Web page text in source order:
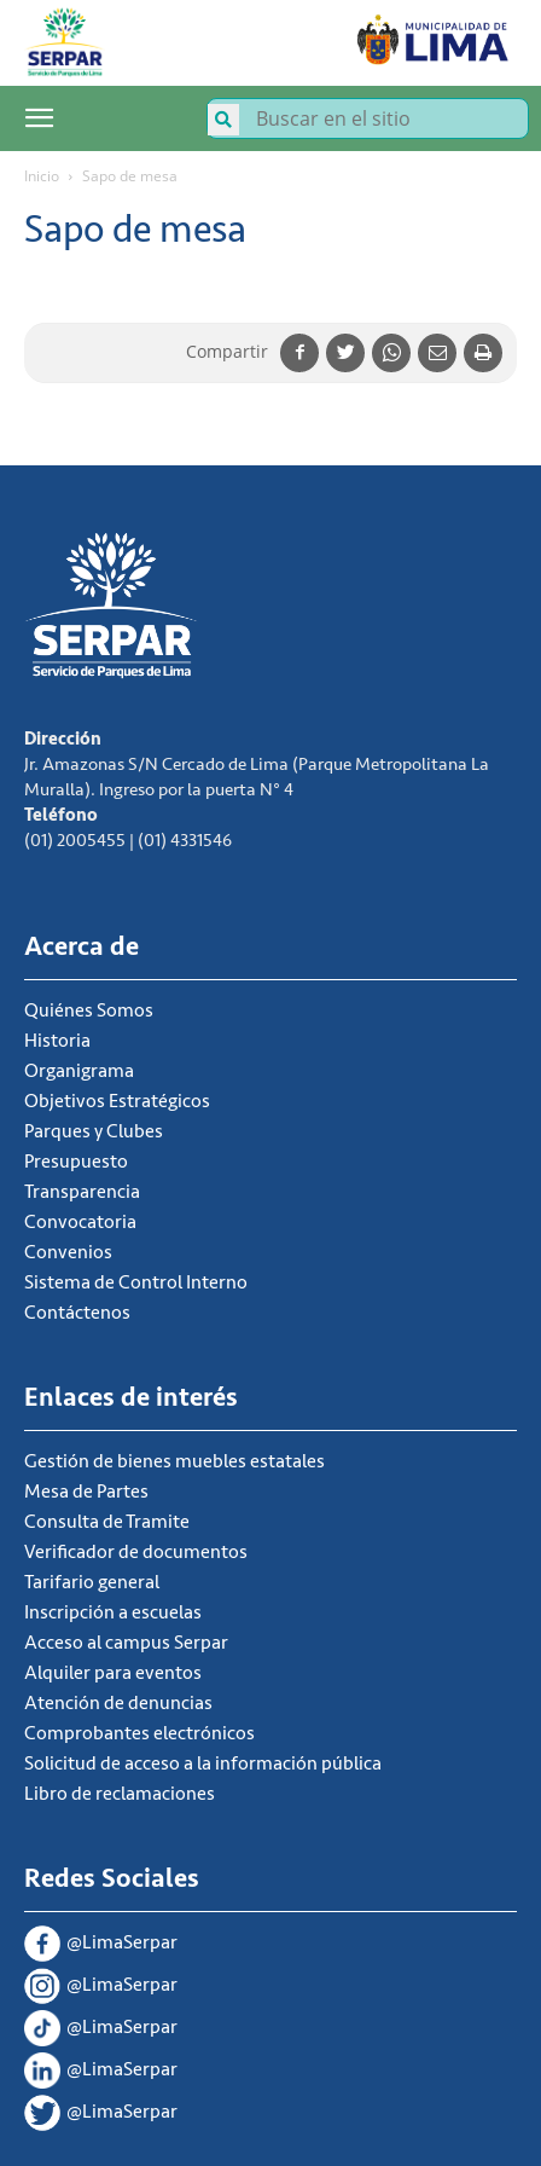
SERPAR
Servicio
de
Parques
Inicio Sapo de mesa
Sapo de mesa
Compartir
Dirección
Jr. Amazonas S/N Cercado de Lima (Parque Metropolitana La
Muralla). Ingreso por la puerta N° 4
Teléfono
(01) 2005455 | (01) 4331546
Acerca de
Quiénes Somos
Historia
Organigrama
Objetivos Estratégicos
Parques y Clubes
Presupuesto
Transparencia
Convocatoria
Convenios
Sistema de Control Interno
Contáctenos
Enlaces de interés
Gestión de bienes muebles estatales
Mesa de Partes
Consulta de Tramite
Verificador de documentos
Tarifario general
Inscripción a escuelas
Acceso al campus Serpar
Alquiler para eventos
Atención de denuncias
Comprobantes electrónicos
Solicitud de acceso a la información pública
Libro de reclamaciones
Redes Sociales
@LimaSerpar
@LimaSerpar
@LimaSerpar
@LimaSerpar
@LimaSerpar